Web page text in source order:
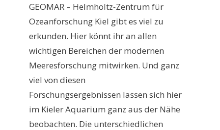
GEOMAR – Helmholtz-Zentrum für
Ozeanforschung Kiel gibt es viel zu
erkunden. Hier könnt ihr an allen
wichtigen Bereichen der modernen
Meeresforschung mitwirken. Und ganz
viel von diesen
Forschungsergebnissen lassen sich hier
im Kieler Aquarium ganz aus der Nähe
beobachten. Die unterschiedlichen